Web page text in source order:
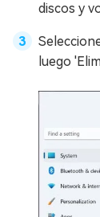
discos y
luego